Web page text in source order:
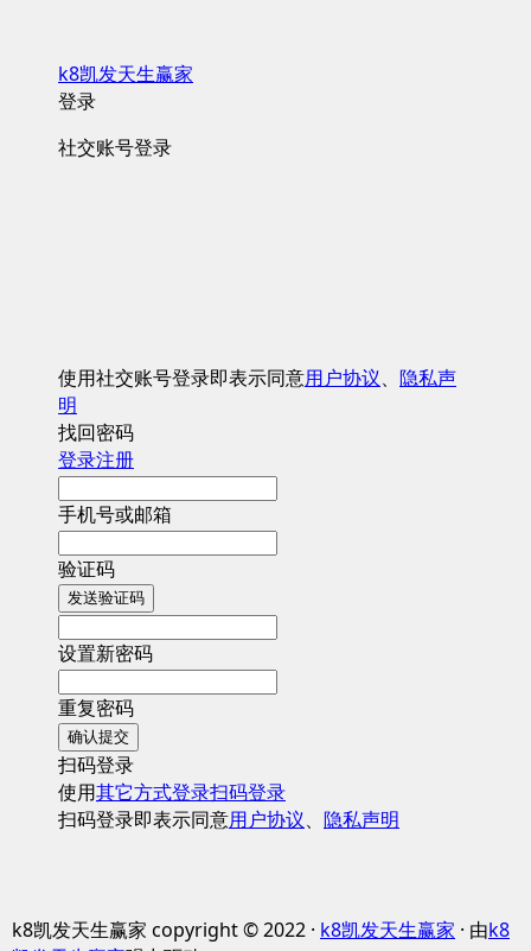
k8凯发天生赢家
登录
社交账号登录
使用社交账号登录即表示同意用户协议、 隐私声
明
找回密码
登录注册
手机号或邮箱
验证码
发送验证码
设置新密码
重复密码
确认提交
扫码登录
使用其它方式登录扫码登录
扫码登录即表示同意用户协议、 隐私声明
k8凯发天生赢家 copyright © 2022 · k8凯发天生赢家 · 由k8